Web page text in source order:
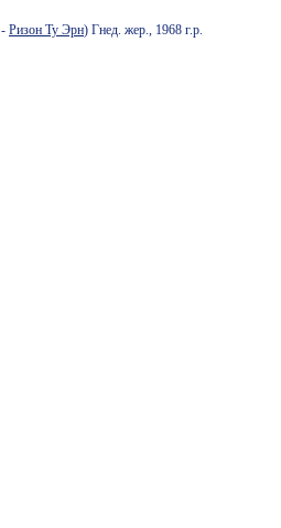
- Ризон Ту Эрн) Гнед. жер., 1968 г.р.